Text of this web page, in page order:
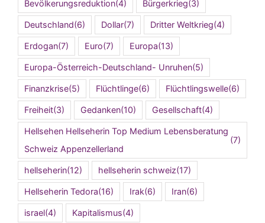
Bevölkerungsreduktion(4) Bürgerkrieg(3)
Deutschland(6) Dollar(7) Dritter Weltkrieg(4)
Erdogan(7) Euro(7) Europa(13)
Europa-Österreich-Deutschland- Unruhen(5)
Finanzkrise(5) Flüchtlinge(6) Flüchtlingswelle(6)
Freiheit(3) Gedanken(10) Gesellschaft(4)
Hellsehen Hellseherin Top Medium Lebensberatung
Schweiz Appenzellerland
(7)
hellseherin(12) hellseherin schweiz(17)
Hellseherin Tedora(16) Irak(6) Iran(6)
israel(4) Kapitalismus(4)